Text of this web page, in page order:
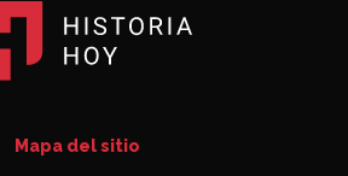
Mapa del sitio